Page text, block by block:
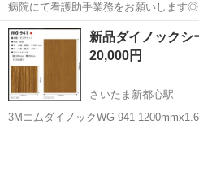
病院にて看護助手業務をお願いします
詳細は異なります。 【業務内容の一例】 ■食事介護 ■入浴介助 ■排泄
介助 ■シーツ交換、清掃 ■医療機器の管理、配膳 等
と違う…」なんて...
埼玉 さいたま市 さいたま新都
新品ダイノック
20,000円
さいたま新都心駅
3MエムダイノックWG-941 1200mmx1.6m カッティングシートよ